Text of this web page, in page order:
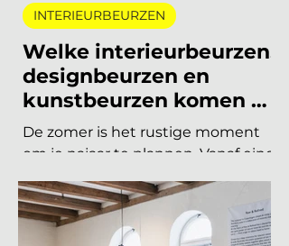
begonnen! Vorig jaar u
Welke interieurbeurzen,
designbeurzen en
kunstbeurzen komen er
om je najaar te plannen. Vanaf eind
augustus draait de
beurzencarrousel weer op volle
INTERIEURBEURZEN
19 jun 8 minuten om te lezen